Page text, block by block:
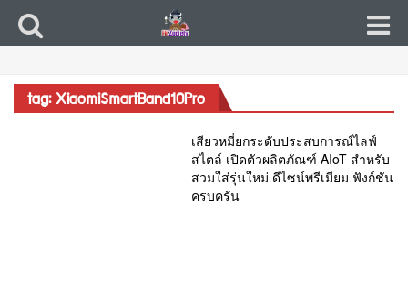
tag: XiaomiSmartBand10Pro
เสียวหมี่ยกระดับประสบการณ์ไลฟ์
สไตล์ เปิดตัวผลิตภัณฑ์ AIoT สำหรับ
สวมใส่รุ่นใหม่ ดีไซน์พรีเมียม ฟังก์ชัน
ครบครัน